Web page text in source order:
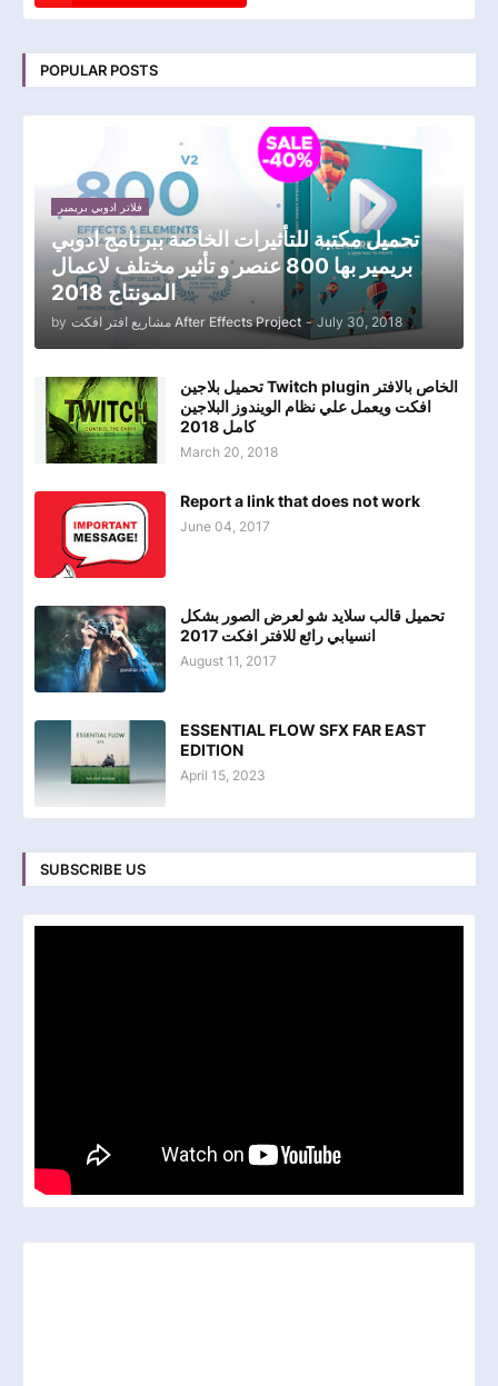
POPULAR POSTS
فلاتر ادوبي بريمير
تحميل مكتبة للتأثيرات الخاصة ببرنامج ادوبي
بريمير بها 800 عنصر و تأثير مختلف لاعمال
المونتاج 2018
by مشاريع افتر افكت After Effects Project - July 30, 2018
تحميل بلاجين Twitch plugin الخاص بالافتر
افكت ويعمل علي نظام الويندوز البلاجين
كامل 2018
March 20, 2018
Report a link that does not work
June 04, 2017
تحميل قالب سلايد شو لعرض الصور بشكل
انسيابي رائع للافتر افكت 2017
August 11, 2017
ESSENTIAL FLOW SFX FAR EAST
EDITION
April 15, 2023
SUBSCRIBE US